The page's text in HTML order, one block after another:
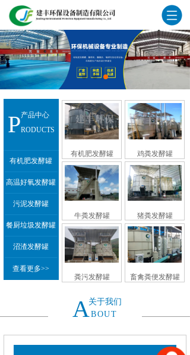
产品中心
PRODUCTS
有机肥发酵罐
高温好氧发酵罐
污泥发酵罐
餐厨垃圾发酵罐
沼渣发酵罐
查看更多>>
有机肥发酵罐 鸡粪发酵罐
牛粪发酵罐 猪粪发酵罐
粪污发酵罐 畜禽粪便发酵罐
关于我们
ABOUT